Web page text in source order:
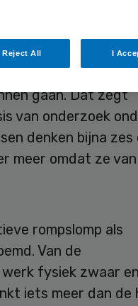
zorg uit vrees
gaan. Dat zegt
van onderzoek
denken bijna zes
meer omdat ze
rompslomp als
Van de
fysiek zwaar
iets meer dan de
Reject All I